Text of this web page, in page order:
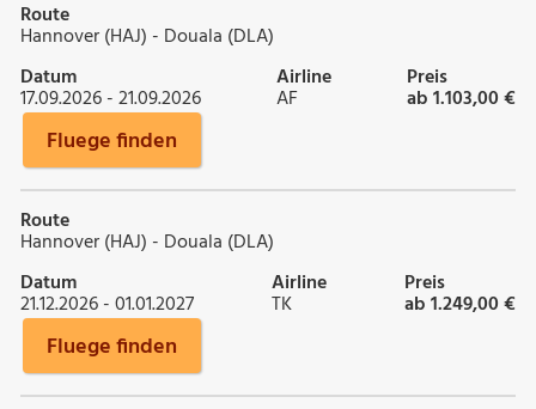
Route
Hannover (HAJ) - Douala (DLA)
Datum
17.09.2026 - 21.09.2026
Airline
AF
Preis
ab 1.103,00 €
Fluege finden
Route
Hannover (HAJ) - Douala (DLA)
Datum
21.12.2026 - 01.01.2027
Airline
TK
Preis
ab 1.249,00 €
Fluege finden